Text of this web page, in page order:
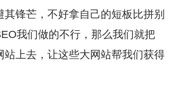
其锋芒，不好拿自己的短板比拼别
我们做的不行，那么我们就把
站上去，让这些大网站帮我们获得